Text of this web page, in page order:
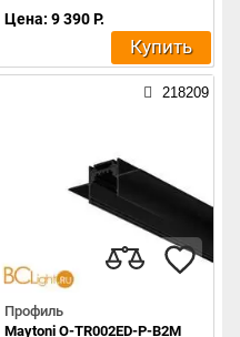
Цена: 9 390 Р.
Купить
218209
Профиль
Maytoni O-TR002ED-P-B2M